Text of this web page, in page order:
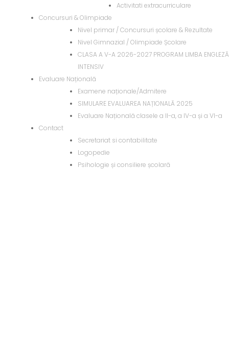
Activitati extracurriculare
Concursuri & Olimpiade
Nivel primar / Concursuri școlare & Rezultate
Nivel Gimnazial / Olimpiade Școlare
CLASA A V-A 2026-2027 PROGRAM LIMBA ENGLEZĂ
INTENSIV
Evaluare Națională
Examene naționale/Admitere
SIMULARE EVALUAREA NAȚIONALĂ 2025
Evaluare Națională clasele a II-a, a IV-a și a VI-a
Contact
Secretariat si contabilitate
Logopedie
Psihologie și consiliere școlară